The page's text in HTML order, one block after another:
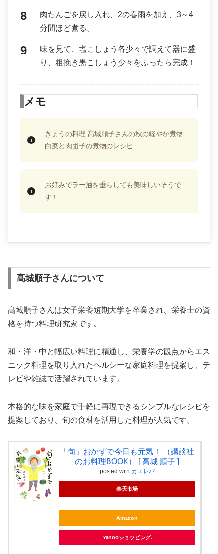
肉だんごを戻し入れ、2の春雨を加え、3～4
分間ほど煮る。
味を見て、塩こしょう各少々で調えて器に盛
り、粗挽き黒こしょう少々をふったら完成！
メモ
きょうの料理 髙城順子さんの秋の軽やか煮物
白菜と肉団子の煮物のレシピ
お好みでラー油を垂らしても美味しいそうで
す！
髙城順子さんについて
髙城順子さんは女子栄養短期大学を卒業され、栄養士の資
格を持つ料理研究家です。
和・洋・中と幅広い料理に精通し、栄養学の観点からエス
ニック料理を取り入れたヘルシーな家庭料理を提案し、テ
レビや雑誌で活躍されています。
本格的な味を家庭で手軽に再現できるシンプルなレシピを
提案しており、旬の食材を活用した料理が人気です。
「旬」おかずで今日も元気！ （講談社
のお料理BOOK） [ 高城 順子 ]
posted with カエレバ
楽天市場
Amazon
Yahooショッピング